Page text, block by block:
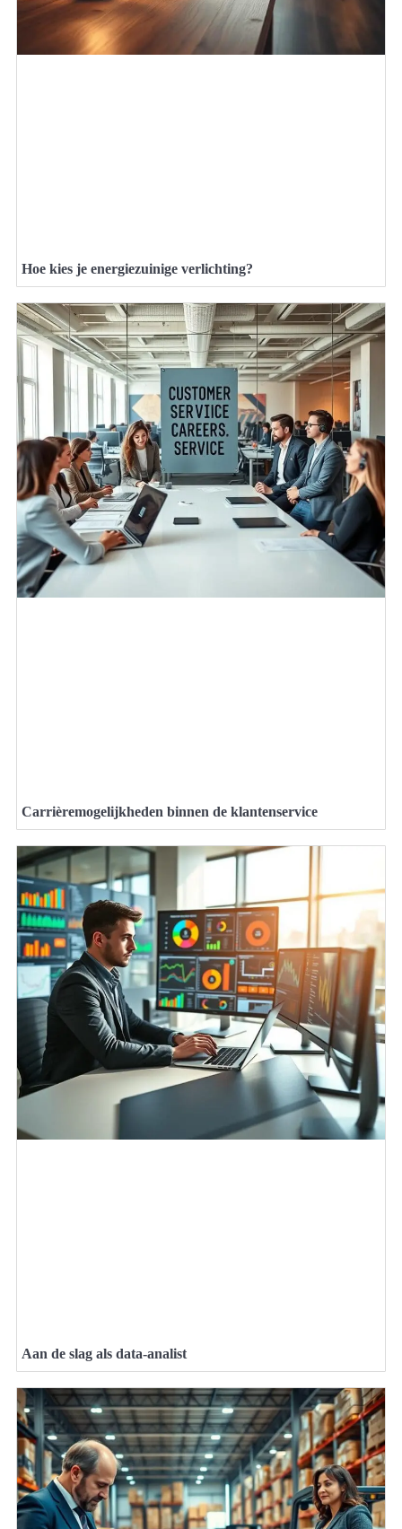
Hoe kies je energiezuinige verlichting?
Carrièremogelijkheden binnen de klantenservice
Aan de slag als data-analist